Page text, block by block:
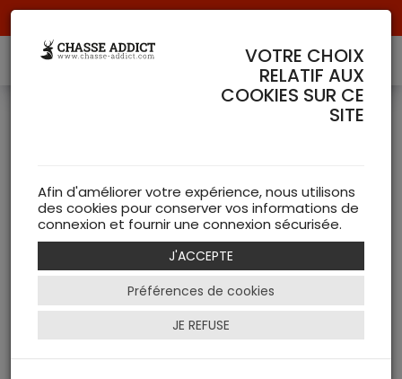
et à l'affût ( 206 articles )
NEW
Filtrer
EPUISE
VOTRE CHOIX
RELATIF AUX
COOKIES SUR CE
SITE
Afin d'améliorer votre expérience, nous utilisons
des cookies pour conserver vos informations de
connexion et fournir une connexion sécurisée.
J'ACCEPTE
Préférences de cookies
JE REFUSE